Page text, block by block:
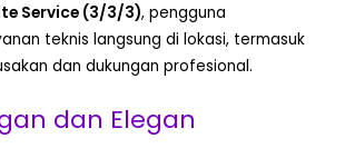
Service (3/3/3), pengguna
teknis langsung di lokasi, termasuk
dan dukungan profesional.
dan Elegan